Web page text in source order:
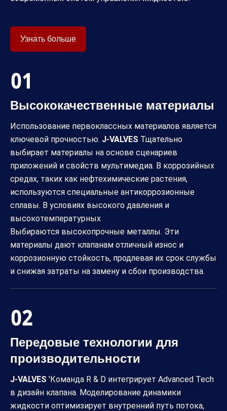
Узнать больше
Высококачественные материалы
Использование первоклассных материалов является
ключевой прочностью. J-VALVES Тщательно
выбирает материалы на основе сценариев
приложений и свойств мультимедиа. В коррозийных
средах, таких как нефтехимические растения,
используются специальные антикоррозионные
сплавы. В условиях высокого давления и
высокотемпературных
Выбираются высокопрочные металлы. Эти
материалы дают клапанам отличный износ и
коррозионную стойкость, продлевая их срок службы
и снижая затраты на замену и сбои производства.
Передовые технологии для
производительности
J-VALVES 'Команда R & D интегрирует Advanced Tech
в дизайн клапана. Моделирование динамики
жидкости оптимизирует внутренний путь потока,